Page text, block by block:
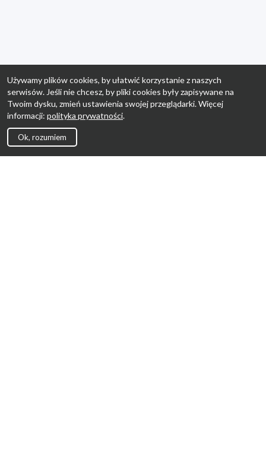
Używamy plików cookies, by ułatwić korzystanie z naszych
serwisów. Jeśli nie chcesz, by pliki cookies były zapisywane na
Twoim dysku, zmień ustawienia swojej przeglądarki. Więcej
informacji: polityka prywatności.
Ok, rozumiem